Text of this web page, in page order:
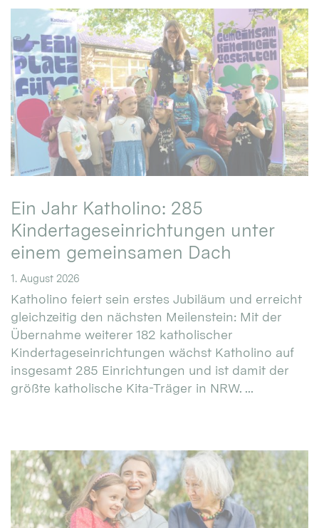
Ein Jahr Katholino: 285
Kindertageseinrichtungen unter
einem gemeinsamen Dach
1. August 2026
Katholino feiert sein erstes Jubiläum und erreicht
gleichzeitig den nächsten Meilenstein: Mit der
Übernahme weiterer 182 katholischer
Kindertageseinrichtungen wächst Katholino auf
insgesamt 285 Einrichtungen und ist damit der
größte katholische Kita-Träger in NRW. ...